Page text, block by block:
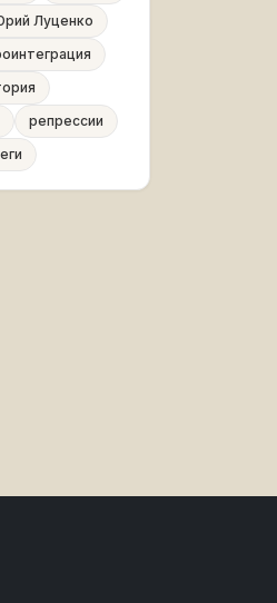
Луценко
репрессии